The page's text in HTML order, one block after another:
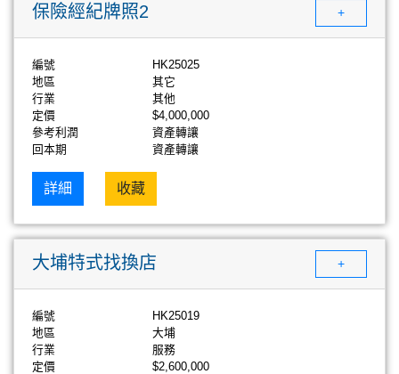
保險經紀牌照2 +
編號
HK25025
地區
其它
行業
其他
定價
$4,000,000
參考利潤
資產轉讓
回本期
資產轉讓
詳細 收藏
大埔特式找換店 +
編號
HK25019
地區
大埔
行業
服務
定價
$2,600,000